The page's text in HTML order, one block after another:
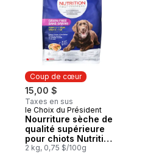
Coup de cœur
15,00 $
Taxes en sus
Coup de cœur
le Choix du Président
Nourriture sèche de
qualité supérieure
pour chiots Nutrition
première sans
2 kg, 0,75 $/100g